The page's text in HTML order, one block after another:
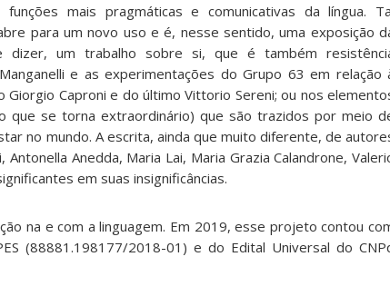
funções mais pragmáticas e comunicativas da língua.
para um novo uso e é, nesse sentido, uma exposição
dizer, um trabalho sobre si, que é também
e as experimentações do Grupo 63 em relação
Caproni e do último Vittorio Sereni; ou nos
que se torna extraordinário) que são trazidos por meio
no mundo. A escrita, ainda que muito diferente, de
Anedda, Maria Lai, Maria Grazia Calandrone,
em suas insignificâncias.
na e com a linguagem. Em 2019, esse projeto contou
(88881.198177/2018-01) e do Edital Universal do